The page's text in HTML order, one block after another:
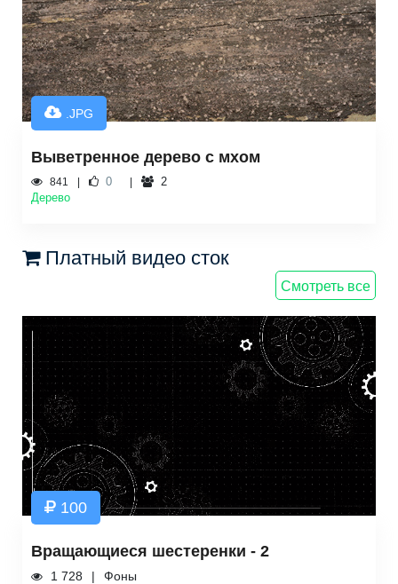
.JPG
Выветренное дерево с мхом
841 0
2
Дерево
Платный видео сток
Смотреть все
100
Вращающиеся шестеренки - 2
1 728 Фоны